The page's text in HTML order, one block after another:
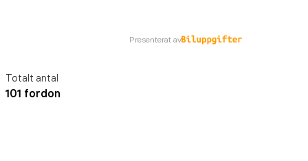
Presenterat av
Totalt antal
101 fordon